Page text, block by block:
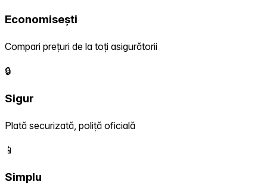
Economisești
Compari prețuri de la toți asigurătorii
🔒
Sigur
Plată securizată, poliță oficială
📱
Simplu